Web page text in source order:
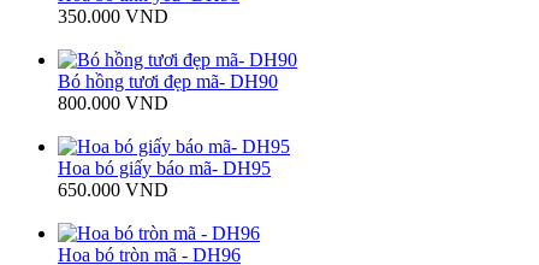
350.000 VND
Bó hồng tươi đẹp mã- DH90
800.000 VND
Hoa bó giấy báo mã- DH95
650.000 VND
Hoa bó tròn mã - DH96